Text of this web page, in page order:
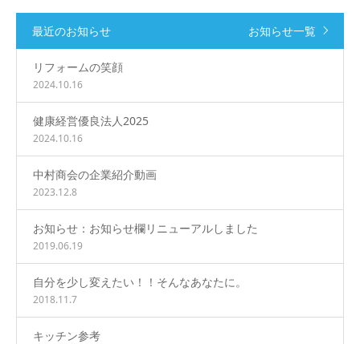
最近のお知らせ お知らせ一覧
リフォームの笑顔
2024.10.16
健康経営優良法人2025
2024.10.16
中村商会の企業紹介動画
2023.12.8
お知らせ：お知らせ欄リニューアルしました
2019.06.19
自分を少し変えたい！！そんなあなたに。
2018.11.7
キッチン参考